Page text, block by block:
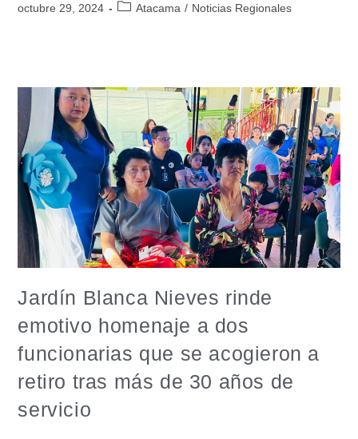
octubre 29, 2024 Atacama / Noticias Regionales
Jardín Blanca Nieves rinde
emotivo homenaje a dos
funcionarias que se acogieron a
retiro tras más de 30 años de
servicio